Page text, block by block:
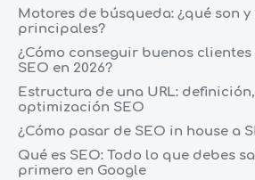
Motores de búsqueda: ¿qué son
principales?
¿Cómo conseguir buenos
SEO en 2026?
Estructura de una URL:
optimización SEO
¿Cómo pasar de SEO in house a
Qué es SEO: Todo lo que debes
primero en Google